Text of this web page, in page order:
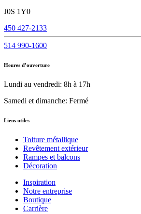
J0S 1Y0
450 427-2133
514 990-1600
Heures d’ouverture
Lundi au vendredi: 8h à 17h
Samedi et dimanche: Fermé
Liens utiles
Toiture métallique
Revêtement extérieur
Rampes et balcons
Décoration
Inspiration
Notre entreprise
Boutique
Carrière